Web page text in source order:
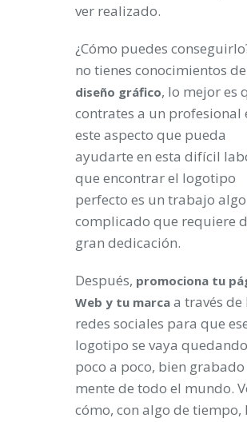
ver realizado.
¿Cómo puedes
no tienes conocimientos de
diseño gráfico, lo mejor es
contrates a un profesional
este aspecto que pueda
ayudarte en esta difícil
que encontrar el logotipo
perfecto es un trabajo algo
complicado que requiere
gran dedicación.
Después, promociona tu
Web y tu marca a través de
redes sociales para que
logotipo se vaya
poco a poco, bien grabado
mente de todo el mundo.
cómo, con algo de tiempo,